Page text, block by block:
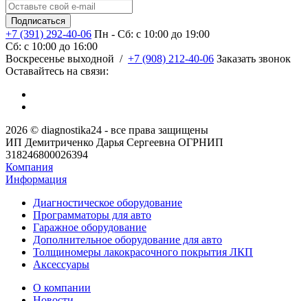
+7 (391) 292-40-06 Пн - Сб: c 10:00 до 19:00
Сб: c 10:00 до 16:00
​Воскресенье выходной / +7 (908) 212-40-06 Заказать звонок
Оставайтесь на связи:
2026 © diagnostika24 - все права защищены
ИП Демитриченко Дарья Сергеевна ОГРНИП
318246800026394
Компания
Информация
Диагностическое оборудование
Программаторы для авто
Гаражное оборудование
Дополнительное оборудование для авто
Толщиномеры лакокрасочного покрытия ЛКП
Аксессуары
О компании